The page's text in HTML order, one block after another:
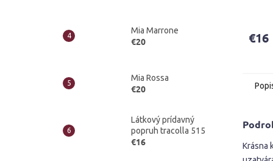
Mia Marrone
€20
Mia Rossa
€20
Látkový prídavný
popruh tracolla 515
€16
€16
Krásna